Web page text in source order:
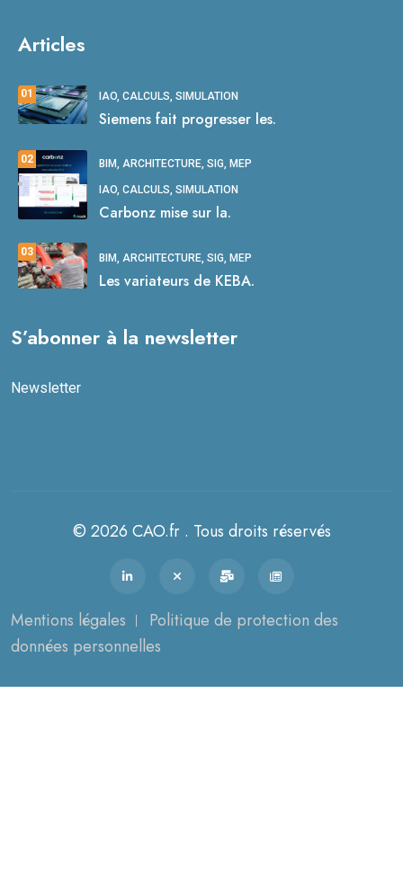
Articles
01 IAO, CALCULS, SIMULATION
Siemens fait progresser les.
02 BIM, ARCHITECTURE, SIG, MEP
IAO, CALCULS, SIMULATION
Carbonz mise sur la.
03 BIM, ARCHITECTURE, SIG, MEP
Les variateurs de KEBA.
S’abonner à la newsletter
Newsletter
© 2026 CAO.fr . Tous droits réservés
Mentions légales
Politique de protection des
données personnelles